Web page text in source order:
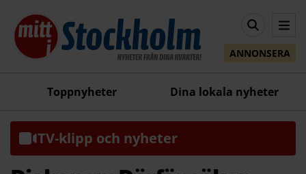
ANNONSERA
Toppnyheter Dina lokala nyheter
TV-klipp och nyheter